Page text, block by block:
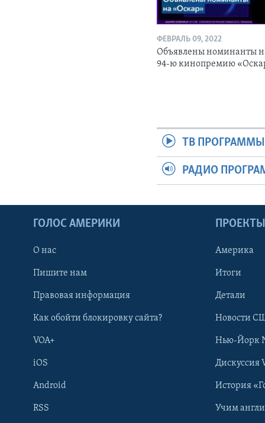
ФЕВРАЛЬ 09, 2022
Объявлены номинанты
94-ю кинопремию
ТВ ПРОГРАММЫ
РАДИО
ГОЛОС АМЕРИКИ
О нас
Пишите нам
Правовая информация
Как обойти блокировку сайта?
VOA+
iOS
Android
RSS
ПРОЕКТЫ
Америка
Итоги
Детали
Новости
Нью-Йорк
Дискуссия
История
Учим